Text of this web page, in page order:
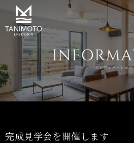
完成見学会を開催します